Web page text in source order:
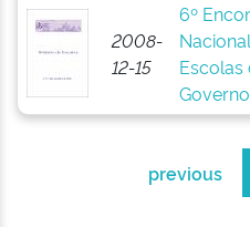
2008-
12-15
6º
Escolas
Governo
previous